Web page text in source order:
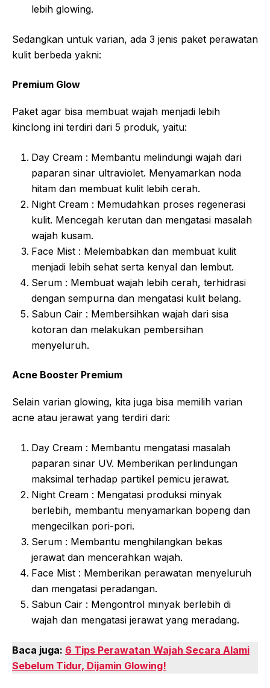
lebih glowing.
Sedangkan untuk varian, ada 3 jenis paket perawatan
kulit berbeda yakni:
Premium Glow
Paket agar bisa membuat wajah menjadi lebih
kinclong ini terdiri dari 5 produk, yaitu:
Day Cream : Membantu melindungi wajah dari
paparan sinar ultraviolet. Menyamarkan noda
hitam dan membuat kulit lebih cerah.
Night Cream : Memudahkan proses regenerasi
kulit. Mencegah kerutan dan mengatasi masalah
wajah kusam.
Face Mist : Melembabkan dan membuat kulit
menjadi lebih sehat serta kenyal dan lembut.
Serum : Membuat wajah lebih cerah, terhidrasi
dengan sempurna dan mengatasi kulit belang.
Sabun Cair : Membersihkan wajah dari sisa
kotoran dan melakukan pembersihan
menyeluruh.
Acne Booster Premium
Selain varian glowing, kita juga bisa memilih varian
acne atau jerawat yang terdiri dari:
Day Cream : Membantu mengatasi masalah
paparan sinar UV. Memberikan perlindungan
maksimal terhadap partikel pemicu jerawat.
Night Cream : Mengatasi produksi minyak
berlebih, membantu menyamarkan bopeng dan
mengecilkan pori-pori.
Serum : Membantu menghilangkan bekas
jerawat dan mencerahkan wajah.
Face Mist : Memberikan perawatan menyeluruh
dan mengatasi peradangan.
Sabun Cair : Mengontrol minyak berlebih di
wajah dan mengatasi jerawat yang meradang.
Baca juga: 6 Tips Perawatan Wajah Secara Alami
Sebelum Tidur, Dijamin Glowing!